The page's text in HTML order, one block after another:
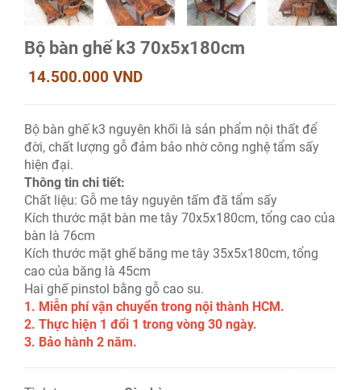
Bộ bàn ghế k3 70x5x180cm
14.500.000 VND
Bộ bàn ghế k3 nguyên khối là sản phẩm nội thất để
đời, chất lượng gỗ đảm bảo nhờ công nghệ tẩm sấy
hiện đại.
Thông tin chi tiết:
Chất liệu: Gỗ me tây nguyên tấm đã tẩm sấy
Kích thước mặt bàn me tây 70x5x180cm, tổng cao của
bàn là 76cm
Kích thước mặt ghế băng me tây 35x5x180cm, tổng
cao của băng là 45cm
Hai ghế pinstol bằng gỗ cao su.
1. Miễn phí vận chuyển trong nội thành HCM.
2. Thực hiện 1 đổi 1 trong vòng 30 ngày.
3. Bảo hành 2 năm.